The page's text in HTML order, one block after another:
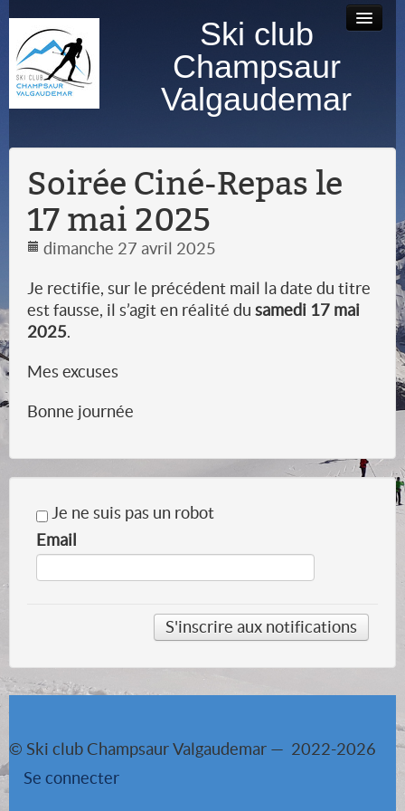
Ski club
Champsaur
Valgaudemar
Accueil Contact
photos
Soirée Ciné-Repas le
17 mai 2025
dimanche 27 avril 2025
Je rectifie, sur le précédent mail la date du titre
est fausse, il s’agit en réalité du samedi 17 mai
2025.
Mes excuses
Bonne journée
Je ne suis pas un robot
Email
© Ski club Champsaur Valgaudemar — 2022-2026
Se connecter